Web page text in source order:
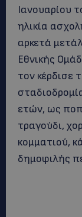
Ιανουαρίου
ηλικία
αρκετά
Εθνικής
τον κέρδισε
ετών, ως
τραγούδι,
κομματιού,
δημοφιλής